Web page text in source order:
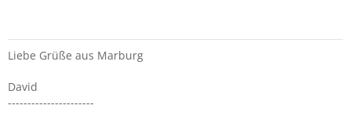
Liebe Grüße aus Marburg
David
----------------------